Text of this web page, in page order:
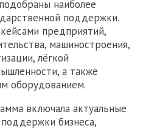
наиболее
поддержки.
предприятий,
машиностроения,
лёгкой
а также
оборудованием.
включала актуальные
бизнеса,